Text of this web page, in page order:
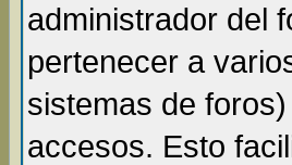
administrador del
pertenecer a
sistemas de
accesos. Esto